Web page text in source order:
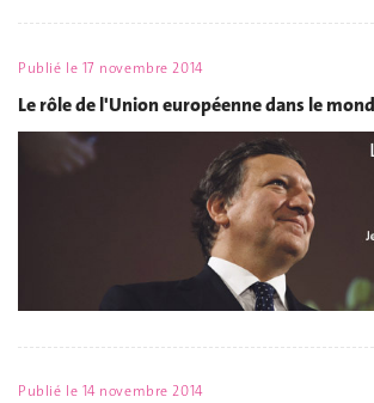
Publié le 17 novembre 2014
Le rôle de l'Union européenne dans le
Publié le 14 novembre 2014